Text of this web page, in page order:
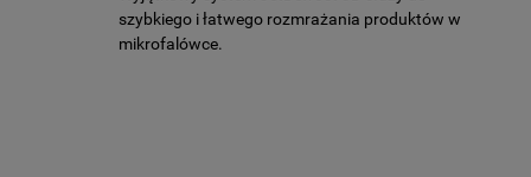
szybkiego i łatwego rozmrażania produktów w
mikrofalówce.